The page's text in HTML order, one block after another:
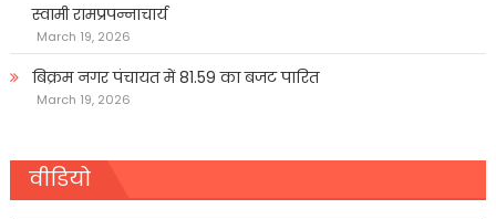
स्वामी रामप्रपन्नाचार्य
March 19, 2026
बिक्रम नगर पंचायत में 81.59 का बजट पारित
March 19, 2026
वीडियो